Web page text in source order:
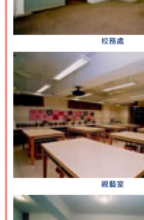
校務處
視藝室